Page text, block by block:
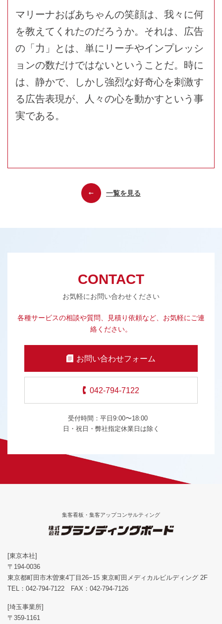
マリーナおばあちゃんの笑顔は、我々に何
を教えてくれたのだろうか。それは、広告
の「力」とは、単にリーチやインプレッシ
ョンの数だけではないということだ。時に
は、静かで、しかし強烈な好奇心を刺激す
る広告表現が、人々の心を動かすという事
実である。
一覧を見る
CONTACT
お気軽にお問い合わせください
各種サービスの相談や質問、見積り依頼など、お気軽にご連
絡ください。
お問い合わせフォーム
042-794-7122
受付時間：平日9:00〜18:00
日・祝日・弊社指定休業日は除く
集客看板・集客アップコンサルティング
[東京本社]
〒194-0036
東京都町田市木曽東4丁目26−15 東京町田メディカルビルディング 2F
TEL： 042-794-7122 FAX：042-794-7126
[埼玉事業所]
〒359-1161